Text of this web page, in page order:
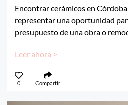
Encontrar cerámicos en
representar una oportunidad
presupuesto de una obra o
Leer ahora >
0 Compartir